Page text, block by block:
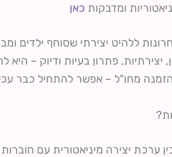
ומדבקות כאן
ללהיט יצירתי שסוחף ילדים
יצירתיות, פתרון בעיות ודיוק –
להזמנה מחו"ל – אפשר להתחיל כבר
ערכת יצירה מיניאטורית עם